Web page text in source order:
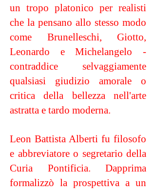
un tropo platonico per realisti
che la pensano allo stesso modo
come Brunelleschi, Giotto,
Leonardo e Michelangelo -
contraddice selvaggiamente
qualsiasi giudizio amorale o
critica della bellezza nell'arte
astratta e tardo moderna.
Leon Battista Alberti fu filosofo
e abbreviatore o segretario della
Curia Pontificia. Dapprima
formalizzò la prospettiva a un